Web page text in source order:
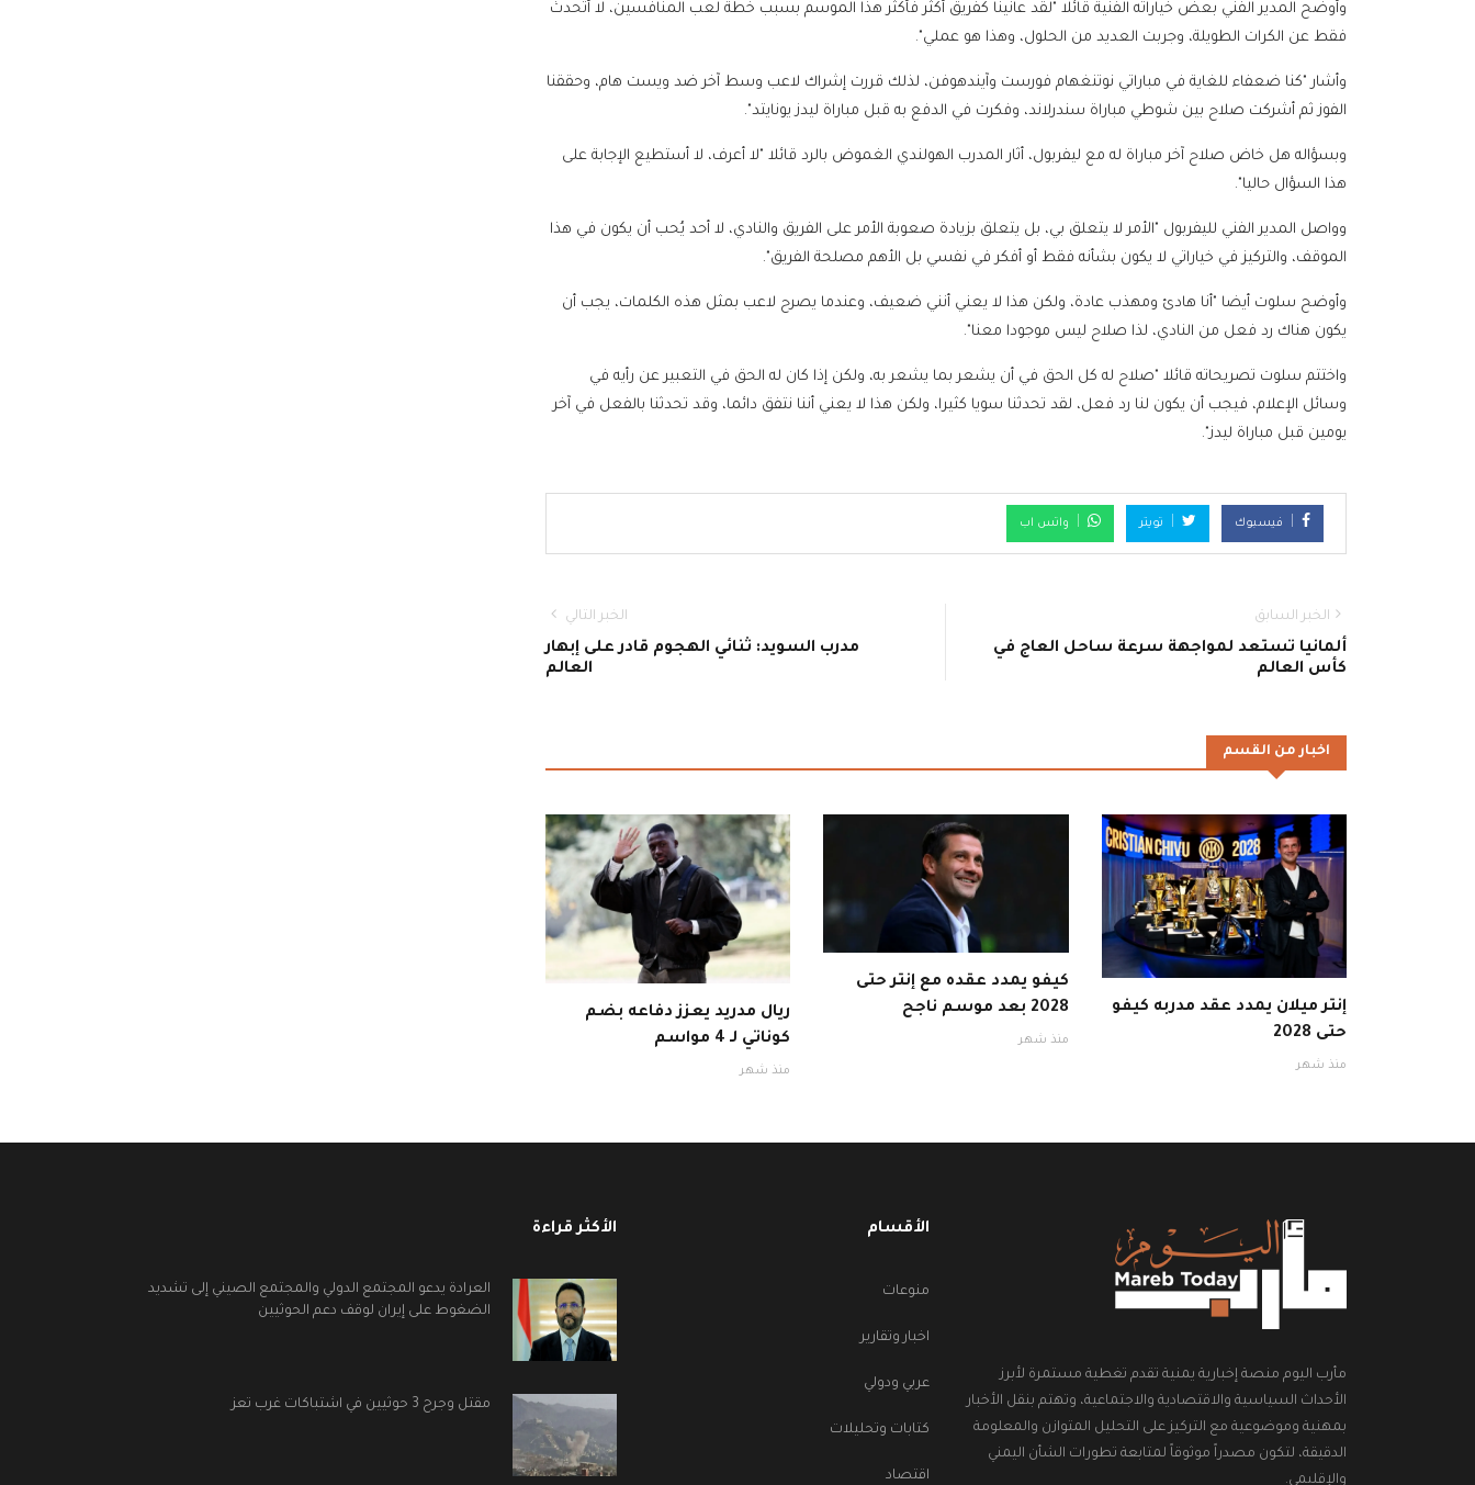
وأوضح المدير الفني بعض خياراته الفنية قائلا "لقد عانينا كفريق أكثر فأكثر هذا الموسم بسبب خطة لعب المنافسين، لا أتحدث
فقط عن الكرات الطويلة، وجربت العديد من الحلول، وهذا هو عملي".
وأشار "كنا ضعفاء للغاية في مباراتي نوتنغهام فورست وآيندهوفن، لذلك قررت إشراك لاعب وسط آخر ضد ويست هام، وحققنا
الفوز ثم أشركت صلاح بين شوطي مباراة سندرلاند، وفكرت في الدفع به قبل مباراة ليدز يونايتد".
وبسؤاله هل خاض صلاح آخر مباراة له مع ليفربول، أثار المدرب الهولندي الغموض بالرد قائلا "لا أعرف، لا أستطيع الإجابة على
هذا السؤال حاليا".
وواصل المدير الفني لليفربول "الأمر لا يتعلق بي، بل يتعلق بزيادة صعوبة الأمر على الفريق والنادي، لا أحد يُحب أن يكون في هذا
الموقف، والتركيز في خياراتي لا يكون بشأنه فقط أو أفكر في نفسي بل الأهم مصلحة الفريق".
وأوضح سلوت أيضا "أنا هادئ ومهذب عادة، ولكن هذا لا يعني أنني ضعيف، وعندما يصرح لاعب بمثل هذه الكلمات، يجب أن
يكون هناك رد فعل من النادي، لذا صلاح ليس موجودا معنا".
واختتم سلوت تصريحاته قائلا "صلاح له كل الحق في أن يشعر بما يشعر به، ولكن إذا كان له الحق في التعبير عن رأيه في
وسائل الإعلام، فيجب أن يكون لنا رد فعل، لقد تحدثنا سويا كثيرا، ولكن هذا لا يعني أننا نتفق دائما، وقد تحدثنا بالفعل في آخر
يومين قبل مباراة ليدز".
فيسبوك تويتر واتس اب
الخبر السابق
ألمانيا تستعد لمواجهة سرعة ساحل العاج في
كأس العالم
الخبر التالي
مدرب السويد: ثنائي الهجوم قادر على إبهار
العالم
اخبار من القسم
إنتر ميلان يمدد عقد مدربه كيفو
حتى 2028
منذ شهر
كيفو يمدد عقده مع إنتر حتى
2028 بعد موسم ناجح
منذ شهر
ريال مدريد يعزز دفاعه بضم
كوناتي لـ 4 مواسم
منذ شهر
مأرب اليوم منصة إخبارية يمنية تقدم تغطية مستمرة لأبرز
الأحداث السياسية والاقتصادية والاجتماعية، وتهتم بنقل الأخبار
بمهنية وموضوعية مع التركيز على التحليل المتوازن والمعلومة
الدقيقة، لتكون مصدراً موثوقاً لمتابعة تطورات الشأن اليمني
والإقليمي.
الأقسام
منوعات
اخبار وتقارير
عربي ودولي
كتابات وتحليلات
اقتصاد
الأكثر قراءة
العرادة يدعو المجتمع الدولي والمجتمع الصيني إلى تشديد
الضغوط على إيران لوقف دعم الحوثيين
مقتل وجرح 3 حوثيين في اشتباكات غرب تعز